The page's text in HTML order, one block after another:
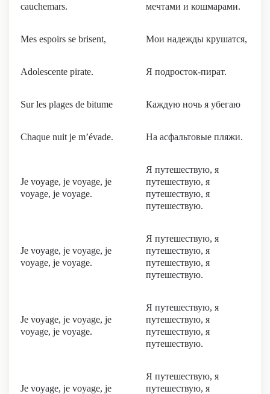
cauchemars.
мечтами и кошмарами.
Mes espoirs se brisent, Мои надежды крушатся,
Adolescente pirate. Я подросток-пират.
Sur les plages de bitume Каждую ночь я убегаю
Chaque nuit je m’évade. На асфальтовые пляжи.
Je voyage, je voyage, je
voyage, je voyage.
Я путешествую, я
путешествую, я
путешествую, я
путешествую.
Je voyage, je voyage, je
voyage, je voyage.
Я путешествую, я
путешествую, я
путешествую, я
путешествую.
Je voyage, je voyage, je
voyage, je voyage.
Я путешествую, я
путешествую, я
путешествую, я
путешествую.
Je voyage, je voyage, je
Я путешествую, я
путешествую, я